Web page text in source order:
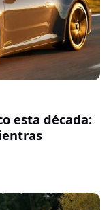
esta década: